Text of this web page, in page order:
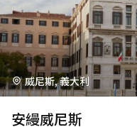
威尼斯, 義大利
安縵威尼斯